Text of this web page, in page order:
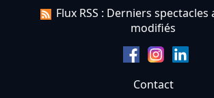
Flux RSS : Derniers
modifiés
Contact